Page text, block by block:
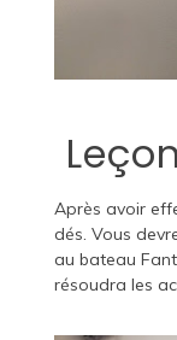
Après avoir
dés. Vous
au bateau
résoudra les